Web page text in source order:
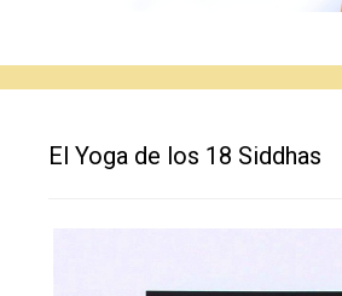
El Yoga de los 18 Siddhas